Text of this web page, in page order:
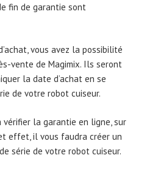
fin de garantie sont
vous avez la possibilité
vente de Magimix. Ils seront
la date d’achat en se
de votre robot cuiseur.
la garantie en ligne, sur
effet, il vous faudra créer un
série de votre robot cuiseur.